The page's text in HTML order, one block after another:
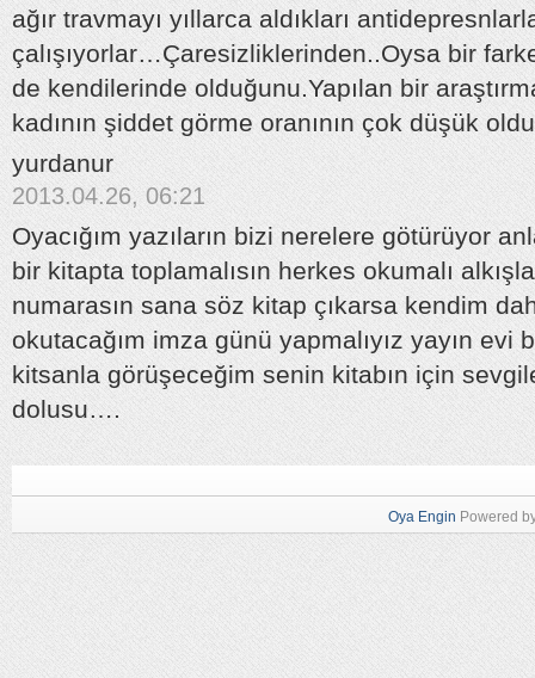
ağır travmayı yıllarca aldıkları
çalışıyorlar…Çaresizliklerinden..Oysa bir
de kendilerinde olduğunu.Yapılan bir
kadının şiddet görme oranının çok düşük
yurdanur
2013.04.26, 06:21
Oyacığım yazıların bizi nerelere götürüyor
bir kitapta toplamalısın herkes okumalı
numarasın sana söz kitap çıkarsa kendim
okutacağım imza günü yapmalıyız yayın evi
kitsanla görüşeceğim senin kitabın için
dolusu….
Oya Engin Powered